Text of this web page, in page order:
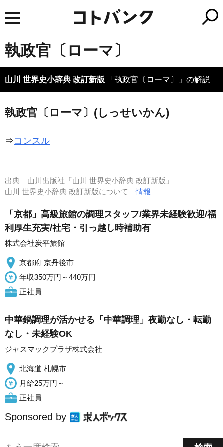
執政官〔ローマ〕
山川 世界史小辞典 改訂新版 「執政官〔ローマ〕」の解説
執政官〔ローマ〕(しっせいかん)
⇒コンスル
出典 山川出版社「山川 世界史小辞典 改訂新版」
山川 世界史小辞典 改訂新版について情報
「京都」高級旅館の調理スタッフ/業界未経験歓迎/福
利厚生充実/社宅・引っ越し時補助有
株式会社炭平旅館
京都府 京丹後市
年収350万円～440万円
正社員
中華鍋調理が活かせる「中華調理」夜勤なし・転勤
なし・未経験OK
ジャスマックプラザ株式会社
北海道 札幌市
月給25万円～
正社員
Sponsored by